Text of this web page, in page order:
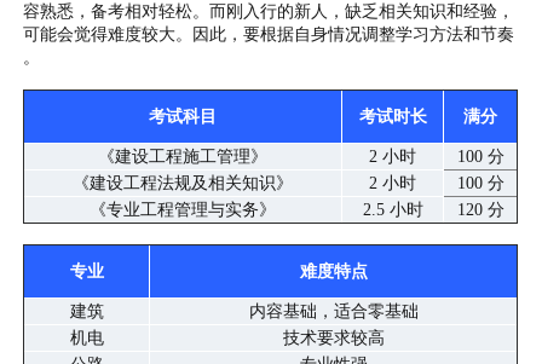
容熟悉，备考相对轻松。而刚入行的新人，缺乏相关知识和经验，
可能会觉得难度较大。因此，要根据自身情况调整学习方法和节奏
。
考试科目 考试时长 满分
《建设工程施工管理》 2 小时
100 分
《建设工程法规及相关知识》
2 小时
100 分
《专业工程管理与实务》
2.5 小时 120 分
专业 难度特点
建筑
内容基础，适合零基础
机电
技术要求较高